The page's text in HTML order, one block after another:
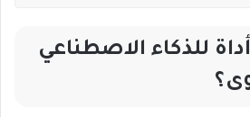
للذكاء الاصطناعي